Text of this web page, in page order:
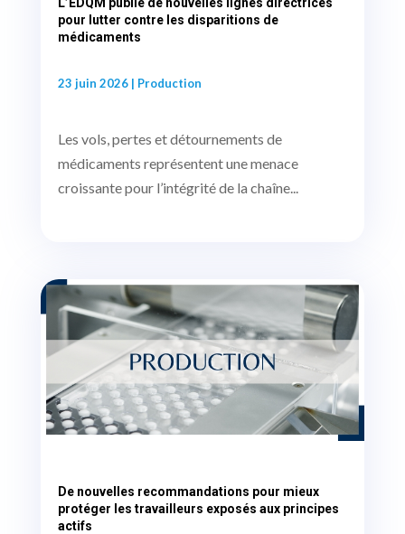
pour lutter contre les disparitions de
médicaments
23 juin 2026| Production
Les vols, pertes et détournements de
médicaments représentent une menace
croissante pour l’intégrité de la chaîne...
De nouvelles recommandations pour mieux
protéger les travailleurs exposés aux principes
actifs